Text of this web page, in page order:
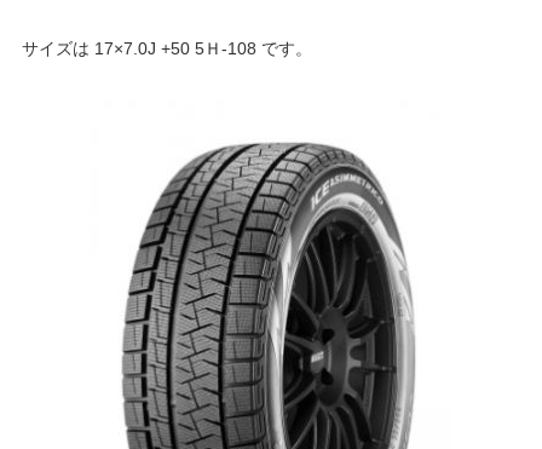
サイズは 17×7.0J +50 5Ｈ-108 です。